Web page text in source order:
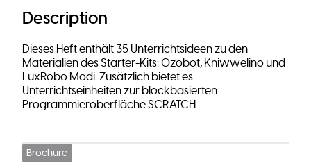
Description
Dieses Heft enthält 35 Unterrichtsideen zu den
Materialien des Starter-Kits: Ozobot, Kniwwelino und
LuxRobo Modi. Zusätzlich bietet es
Unterrichtseinheiten zur blockbasierten
Programmieroberfläche SCRATCH.
Brochure